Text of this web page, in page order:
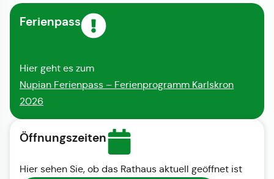
Ferienpass
Hier geht es zum
Nupian Ferienpass – Ferienprogramm Karlskron
2026
Öffnungszeiten
Hier sehen Sie, ob das Rathaus aktuell geöffnet ist